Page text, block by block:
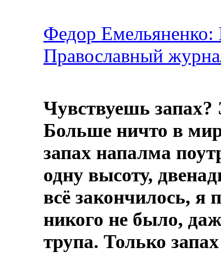
Федор Емельяненко:
Православный
Чувствуешь
Больше ничто в
запах напалма
одну высоту,
всё закончилось, я
никого не было,
трупа. Только